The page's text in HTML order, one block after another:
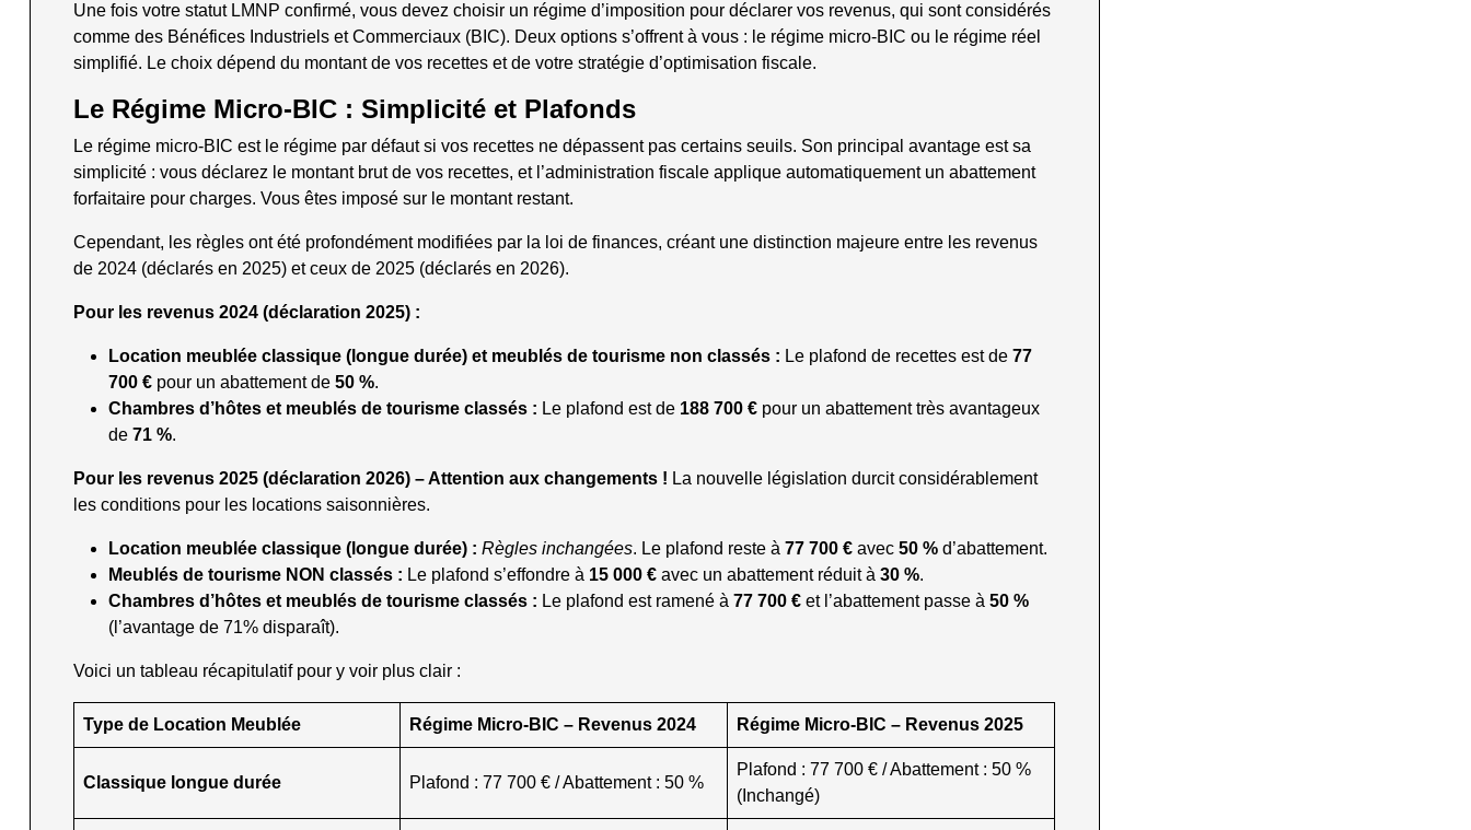
Une fois votre statut LMNP confirmé, vous devez choisir un régime d’imposition pour déclarer vos revenus, qui sont considérés
comme des Bénéfices Industriels et Commerciaux (BIC). Deux options s’offrent à vous : le régime micro-BIC ou le régime réel
simplifié. Le choix dépend du montant de vos recettes et de votre stratégie d’optimisation fiscale.
Le Régime Micro-BIC : Simplicité et Plafonds
Le régime micro-BIC est le régime par défaut si vos recettes ne dépassent pas certains seuils. Son principal avantage est sa
simplicité : vous déclarez le montant brut de vos recettes, et l’administration fiscale applique automatiquement un abattement
forfaitaire pour charges. Vous êtes imposé sur le montant restant.
Cependant, les règles ont été profondément modifiées par la loi de finances, créant une distinction majeure entre les revenus
de 2024 (déclarés en 2025) et ceux de 2025 (déclarés en 2026).
Pour les revenus 2024 (déclaration 2025) :
Location meublée classique (longue durée) et meublés de tourisme non classés : Le plafond de recettes est de 77
700 €pour un abattement de 50 %.
Chambres d’hôtes et meublés de tourisme classés : Le plafond est de 188 700 €pour un abattement très avantageux
de 71 %.
Pour les revenus 2025 (déclaration 2026) – Attention aux changements ! La nouvelle législation durcit considérablement
les conditions pour les locations saisonnières.
Location meublée classique (longue durée) : Règles inchangées. Le plafond reste à 77 700 €avec 50 %d’abattement.
Meublés de tourisme NON classés : Le plafond s’effondre à 15 000 €avec un abattement réduit à 30 %.
Chambres d’hôtes et meublés de tourisme classés : Le plafond est ramené à 77 700 €et l’abattement passe à 50 %
(l’avantage de 71% disparaît).
Voici un tableau récapitulatif pour y voir plus clair :
Type de Location Meublée Régime Micro-BIC – Revenus 2024 Régime Micro-BIC – Revenus 2025
Classique longue durée Plafond : 77 700 € / Abattement : 50 %
Plafond : 77 700 € / Abattement : 50 %
(Inchangé)